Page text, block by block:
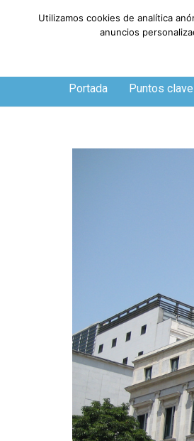
Sábado, 8 de agosto de 2026
Portada Puntos
Utilizamos cookies de analítica
anuncios